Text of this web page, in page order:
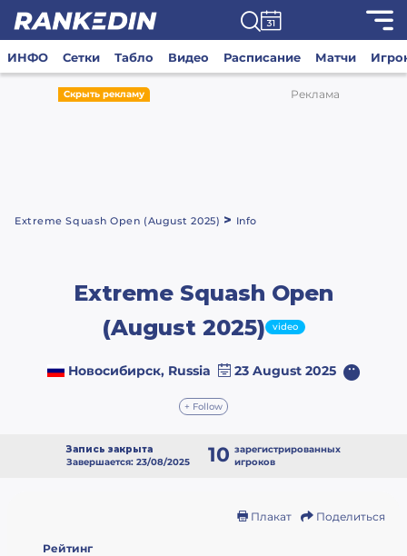
ИНФО Сетки Табло Видео Расписание Матчи
Скрыть рекламу Реклама
Extreme Squash Open (August 2025) > Info
Extreme Squash Open
(August 2025)
video
Новосибирск, Russia 23 August 2025
+ Follow
Запись закрыта
Завершается: 23/08/2025
10 зарегистрированных
игроков
Плакат Поделиться
Рейтинг